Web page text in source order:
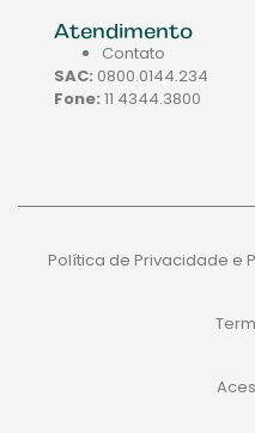
Atendimento
Contato
SAC: 0800.0144.234
Fone: 11 4344.3800
Política de Privacidade e